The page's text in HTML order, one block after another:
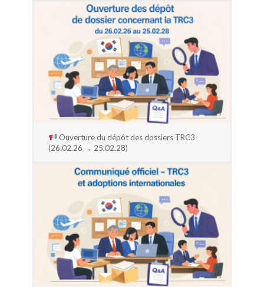
Ouverture du dépôt des dossiers TRC3
(26.02.26 → 25.02.28)